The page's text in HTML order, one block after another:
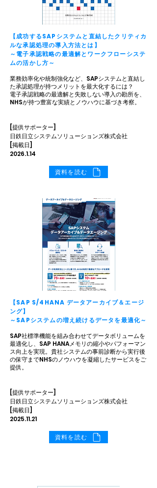
【成功するSAPシステムと直結したクリティカ
ルな承認処理の導入方法とは】
～電子承認戦略の最適解とワークフローシステ
ムの活かし方～
業務効率化や統制強化など、SAPシステムと直結し
た承認処理が持つメリットを最大化するには？
電子承認戦略の最適解と失敗しない導入の勘所を、
NHSが持つ豊富な実績とノウハウに基づき考察。
[提供サポーター]
日鉄日立システムソリューションズ株式会社
[掲載日]
2026.1.14
資料を読む
【SAP S/4HANA データアーカイブ＆エージ
ング】
～SAPシステムの増え続けるデータを最適化～
SAP社標準機能を組み合わせてデータボリュームを
最適化し、SAP HANAメモリの縮小やパフォーマン
ス向上を実現。貴社システムの事前診断から実行後
の保守までNHSのノウハウを凝縮したサービスをご
提供。
[提供サポーター]
日鉄日立システムソリューションズ株式会社
[掲載日]
2025.11.21
資料を読む